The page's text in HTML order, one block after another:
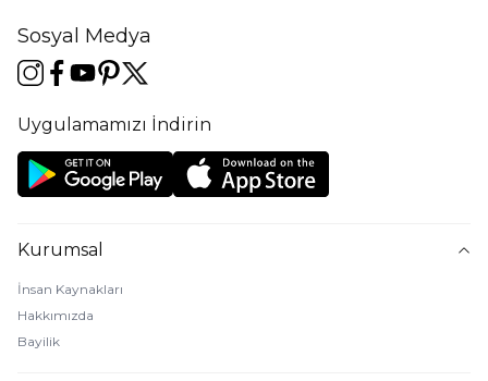
Sosyal Medya
Uygulamamızı İndirin
Kurumsal
İnsan Kaynakları
Hakkımızda
Bayilik